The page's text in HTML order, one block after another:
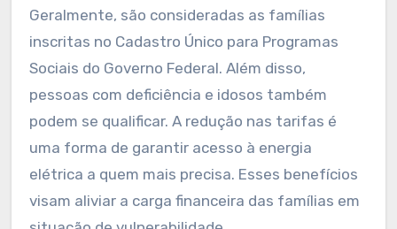
Geralmente, são consideradas as famílias
inscritas no Cadastro Único para Programas
Sociais do Governo Federal. Além disso,
pessoas com deficiência e idosos também
podem se qualificar. A redução nas tarifas é
uma forma de garantir acesso à energia
elétrica a quem mais precisa. Esses benefícios
visam aliviar a carga financeira das famílias em